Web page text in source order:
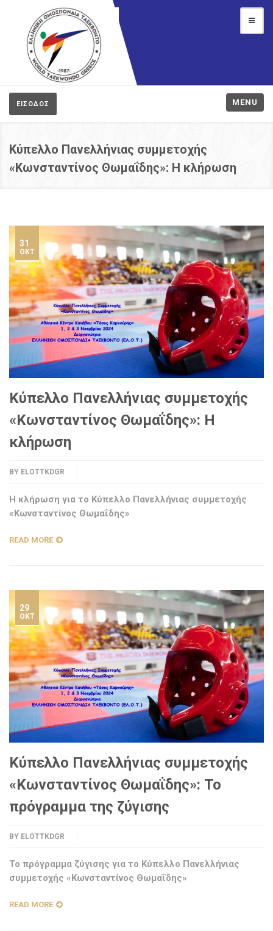
ΕΙΣΟΔΟΣ MENU
Κύπελλο Πανελλήνιας συμμετοχής
«Κωνσταντίνος Θωμαΐδης»: Η κλήρωση
31
ΟΚΤ
Κύπελλο Πανελλήνιας συμμετοχής
«Κωνσταντίνος Θωμαΐδης»: Η
κλήρωση
BY ELOTTKDGR
Η κλήρωση για το Κύπελλο Πανελλήνιας συμμετοχής
«Κωνσταντίνος Θωμαΐδης»
READ MORE
29
ΟΚΤ
Κύπελλο Πανελλήνιας συμμετοχής
«Κωνσταντίνος Θωμαΐδης»: Το
πρόγραμμα της ζύγισης
BY ELOTTKDGR
Το πρόγραμμα ζύγισης για το Κύπελλο Πανελλήνιας
συμμετοχής «Κωνσταντίνος Θωμαΐδης»
READ MORE